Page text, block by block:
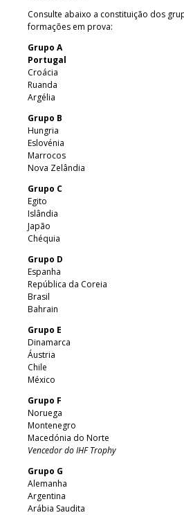
Consulte abaixo a constituição dos
formações em prova:
Grupo A
Portugal
Croácia
Ruanda
Argélia
Grupo B
Hungria
Eslovénia
Marrocos
Nova Zelândia
Grupo C
Egito
Islândia
Japão
Chéquia
Grupo D
Espanha
República da Coreia
Brasil
Bahrain
Grupo E
Dinamarca
Áustria
Chile
México
Grupo F
Noruega
Montenegro
Macedónia do Norte
Vencedor do IHF Trophy
Grupo G
Alemanha
Argentina
Arábia Saudita